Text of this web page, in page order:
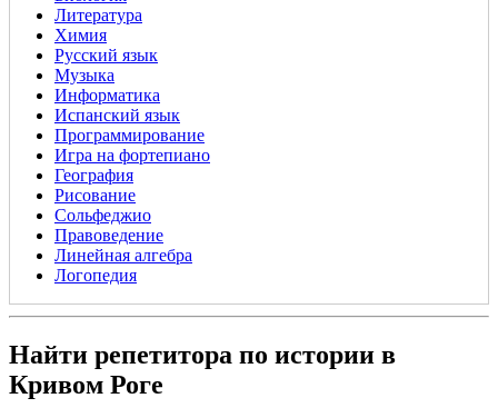
Литература
Химия
Русский язык
Музыка
Информатика
Испанский язык
Программирование
Игра на фортепиано
География
Рисование
Сольфеджио
Правоведение
Линейная алгебра
Логопедия
Найти репетитора по истории в
Кривом Роге